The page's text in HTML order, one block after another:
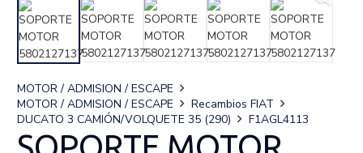
MOTOR / ADMISION / ESCAPE
MOTOR / ADMISION / ESCAPE
Recambios FIAT
DUCATO 3 CAMIÓN/VOLQUETE 35 (290)
F1AGL4113